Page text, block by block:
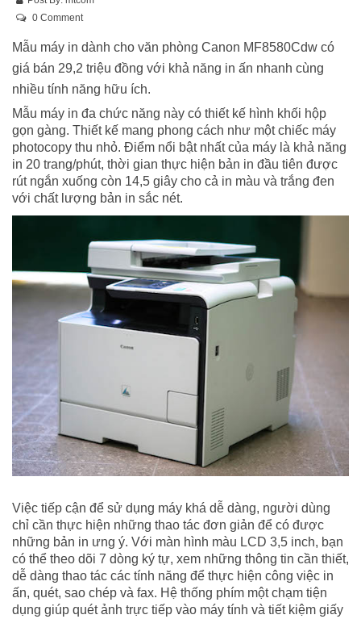
0 Comment
Mẫu máy in dành cho văn phòng Canon MF8580Cdw có
giá bán 29,2 triệu đồng với khả năng in ấn nhanh cùng
nhiều tính năng hữu ích.
Mẫu máy in đa chức năng này có thiết kế hình khối hộp
gọn gàng. Thiết kế mang phong cách như một chiếc máy
photocopy thu nhỏ. Điểm nổi bật nhất của máy là khả năng
in 20 trang/phút, thời gian thực hiện bản in đầu tiên được
rút ngắn xuống còn 14,5 giây cho cả in màu và trắng đen
với chất lượng bản in sắc nét.
Việc tiếp cận để sử dụng máy khá dễ dàng, người dùng
chỉ cần thực hiện những thao tác đơn giản để có được
những bản in ưng ý. Với màn hình màu LCD 3,5 inch, bạn
có thể theo dõi 7 dòng ký tự, xem những thông tin cần thiết,
dễ dàng thao tác các tính năng để thực hiện công việc in
ấn, quét, sao chép và fax. Hệ thống phím một chạm tiện
dụng giúp quét ảnh trực tiếp vào máy tính và tiết kiệm giấy